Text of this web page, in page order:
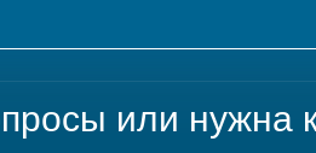
или нужна